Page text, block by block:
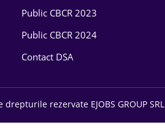
Public CBCR 2023
Public CBCR 2024
Contact DSA
drepturile rezervate EJOBS GROUP SRL